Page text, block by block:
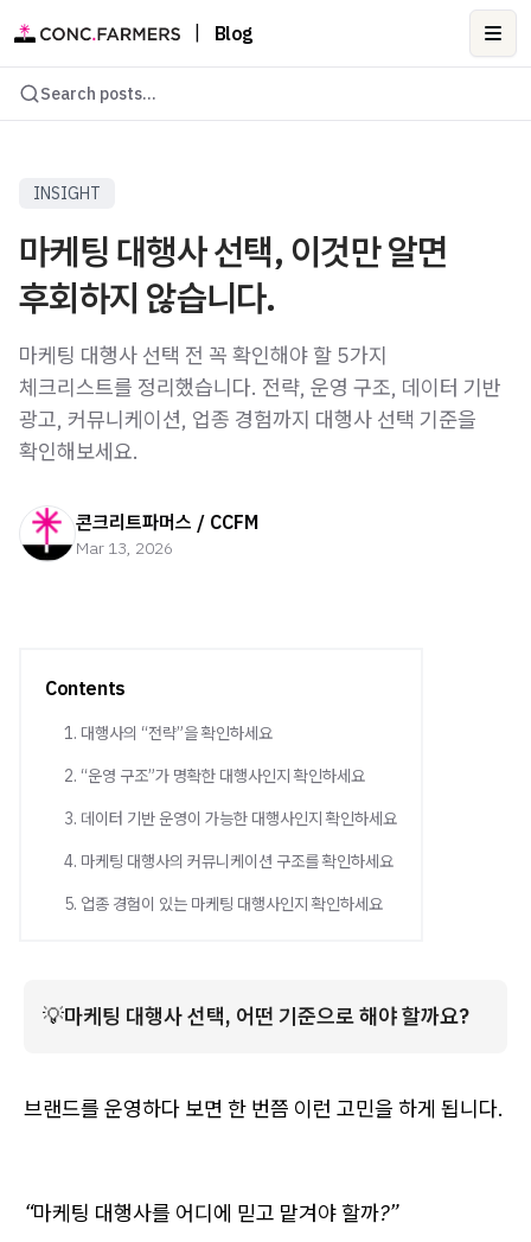
Blog
Search posts...
INSIGHT
마케팅 대행사 선택, 이것만 알면
후회하지 않습니다.
마케팅 대행사 선택 전 꼭 확인해야 할 5가지
체크리스트를 정리했습니다. 전략, 운영 구조, 데이터 기반
광고, 커뮤니케이션, 업종 경험까지 대행사 선택 기준을
확인해보세요.
콘크리트파머스 / CCFM
Mar 13, 2026
Contents
1. 대행사의 “전략”을 확인하세요
2. “운영 구조”가 명확한 대행사인지 확인하세요
3. 데이터 기반 운영이 가능한 대행사인지 확인하세요
4. 마케팅 대행사의 커뮤니케이션 구조를 확인하세요
5. 업종 경험이 있는 마케팅 대행사인지 확인하세요
💡﻿마케팅 대행사 선택, 어떤 기준으로 해야 할까요?
브랜드를 운영하다 보면 한 번쯤 이런 고민을 하게 됩니다.
“마케팅 대행사를 어디에 믿고 맡겨야 할까?”